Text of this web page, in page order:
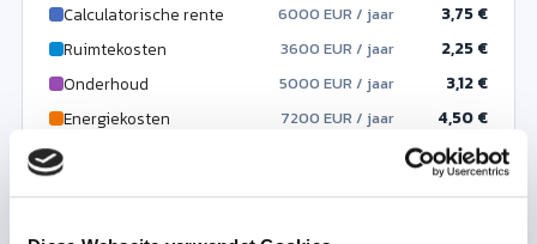
Calculatorische rente 6000 EUR / jaar 3,75 €
Ruimtekosten 3600 EUR / jaar 2,25 €
Onderhoud 5000 EUR / jaar 3,12 €
Overige vaste kosten 0 EUR / jaar 0,00 €
Energiekosten 7200 EUR / jaar 4,50 €
Calculatorische afschrijving en rente zijn niet boekhoudkundig.
Het zuivere tarief is zonder personeel; loonkosten worden apart